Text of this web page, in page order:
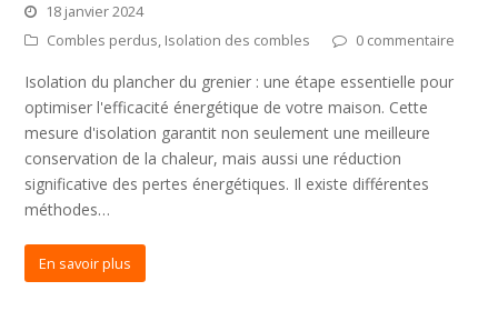
18 janvier 2024
Combles perdus, Isolation des combles 0 commentaire
Isolation du plancher du grenier : une étape essentielle pour
optimiser l'efficacité énergétique de votre maison. Cette
mesure d'isolation garantit non seulement une meilleure
conservation de la chaleur, mais aussi une réduction
significative des pertes énergétiques. Il existe différentes
méthodes…
En savoir plus